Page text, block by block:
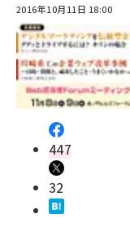
2016年10月11日 18:00
447
32